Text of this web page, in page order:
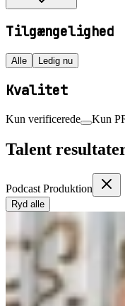
Tilgængelighed
Alle Ledig nu
Kvalitet
Kun verificerede Kun
Talent
Podcast Produktion
Ryd alle